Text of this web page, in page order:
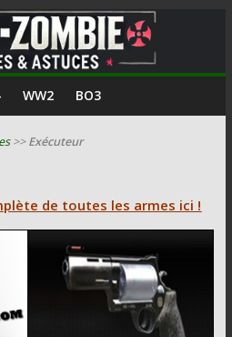
WW2 BO3
>>Exécuteur
de toutes les armes ici !